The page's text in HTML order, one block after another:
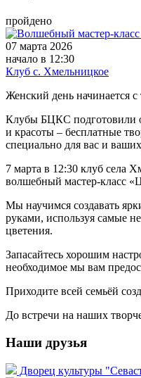
пройдено
07 марта 2026
начало в 12:30
Клуб с. Хмельницкое
Женский день начинается с
Клубы БЦКС подготовили
и красоты – бесплатные
специально для вас и
7 марта в 12:30 клуб села
волшебный мастер-класс
Мы научимся создавать
руками, используя самые
цветения.
Запасайтесь хорошим
необходимое мы вам
Приходите всей семьёй
До встречи на наших
Наши друзья
Дворец культуры